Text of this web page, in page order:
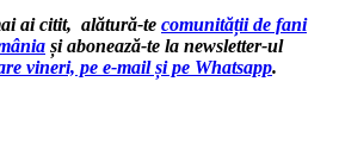
ai citit, alătură-te comunității de fani
și abonează-te la newsletter-ul
vineri, pe e-mail și pe Whatsapp.